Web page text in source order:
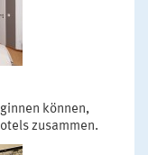
können,
zusammen.